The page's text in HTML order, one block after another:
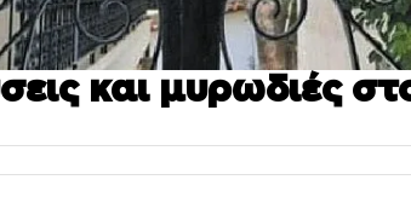
και μυρωδιές